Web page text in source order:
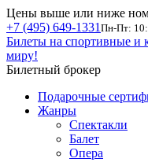
Цены выше или ниже
+7 (495) 649-1331 Пн-Пт:
Билеты на спортивные и
миру!
Билетный брокер
Подарочные
Жанры
Спектакли
Балет
Опера